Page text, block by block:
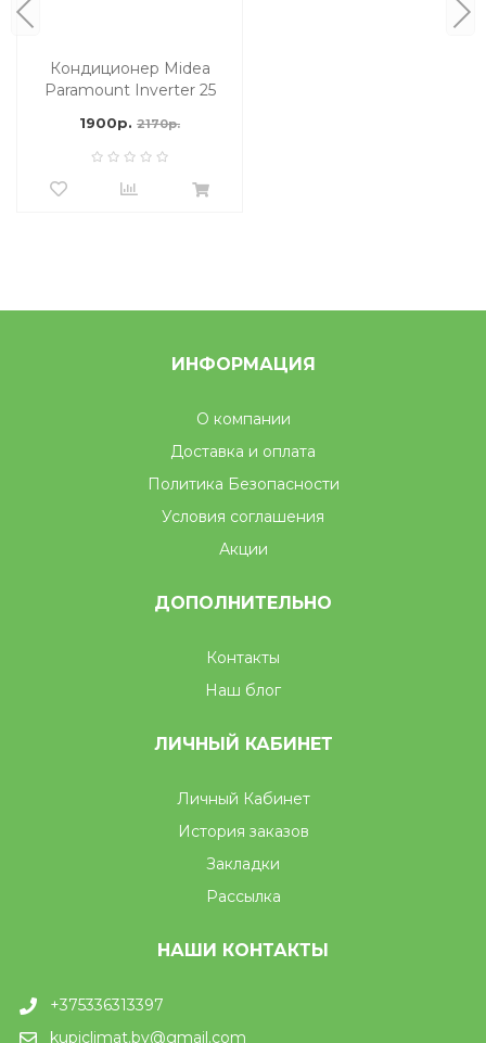
Кондиционер Midea
Paramount Inverter 25
1900р. 2170р.
ИНФОРМАЦИЯ
О компании
Доставка и оплата
Политика Безопасности
Условия соглашения
Акции
ДОПОЛНИТЕЛЬНО
Контакты
Наш блог
ЛИЧНЫЙ КАБИНЕТ
Личный Кабинет
История заказов
Закладки
Рассылка
НАШИ КОНТАКТЫ
+375336313397
kupiclimat.by@gmail.com